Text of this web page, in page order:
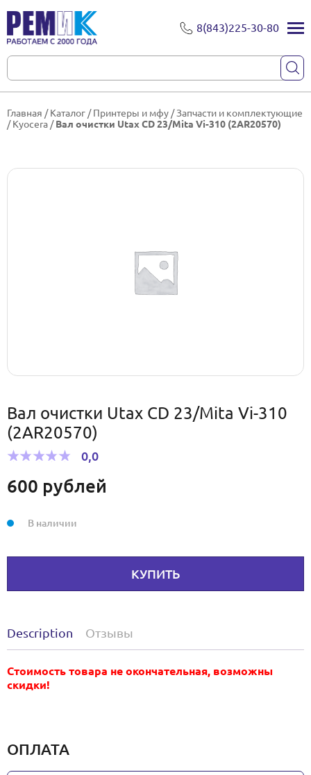
8(843)225-30-80
Главная /Каталог /Принтеры и мфу /Запчасти и комплектующие
/Kyocera /Вал очистки Utax CD 23/Mita Vi-310 (2AR20570)
Вал очистки Utax CD 23/Mita Vi-310
(2AR20570)
0,0
600 рублей
КУПИТЬ
В наличии
Description Отзывы
Стоимость товара не окончательная, возможны
скидки!
ОПЛАТА